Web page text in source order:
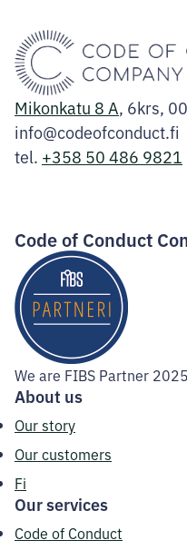
Mikonkatu 8 A, 6krs,
info@codeofconduct.fi
tel. +358 50 486 9821
Code of Conduct
We are FIBS Partner
About us
Our story
Our customers
Fi
Our services
Code of Conduct